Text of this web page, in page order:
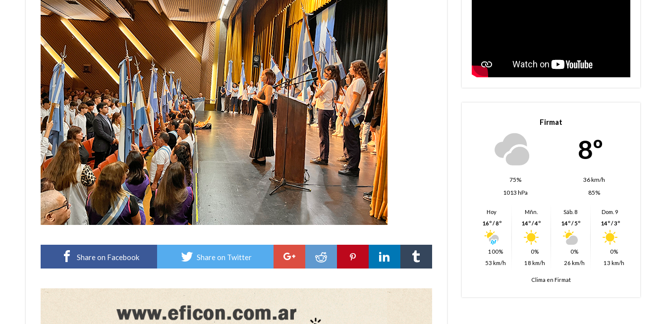
Share on Facebook Share on Twitter
Firmat
8º
75%
36 km/h
1013 hPa
85%
Hoy
16º / 8º
100%
53 km/h
Mñn.
14º / 4º
0%
18 km/h
Sáb. 8
14º / 5º
0%
26 km/h
Dom. 9
14º / 3º
0%
13 km/h
Clima en Firmat